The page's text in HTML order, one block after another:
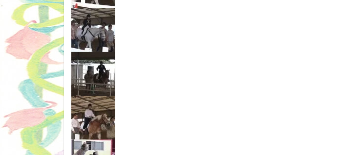
01
02
03
04